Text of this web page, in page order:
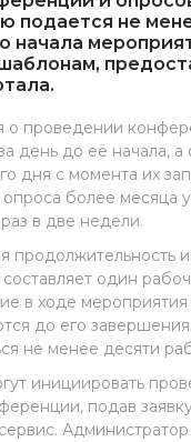
подается не
начала
о проведении
день до её начала,
дня с момента их
опроса более месяца
в две недели.
продолжительность
один
в ходе
до его
не менее десяти
инициировать
подав